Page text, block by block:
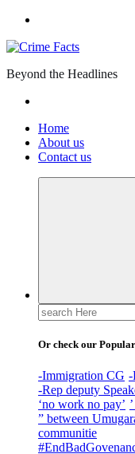
Beyond the Headlines
Home
About us
Contact us
Search
for:
Or check our
-Immigration CG -
-Rep deputy
‘no work no pay’
” between
communitie